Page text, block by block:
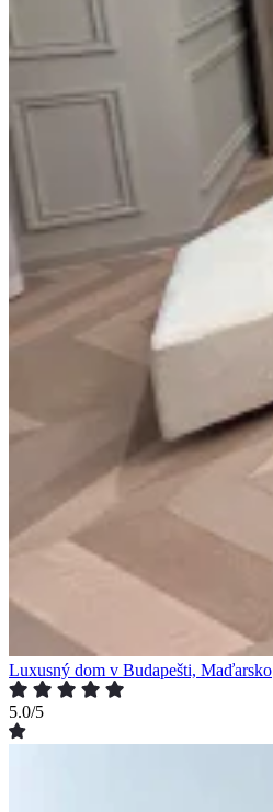
Luxusný dom v Budapešti, Maďarsko
5.0/5